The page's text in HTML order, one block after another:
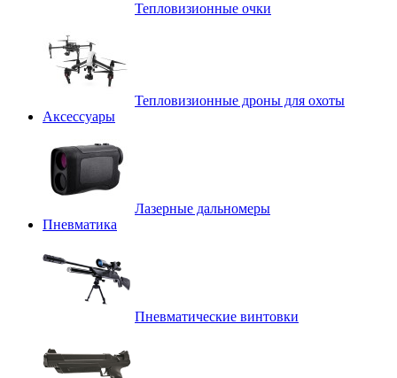
Тепловизионные очки
Тепловизионные дроны для охоты
Аксессуары
Лазерные дальномеры
Пневматика
Пневматические винтовки